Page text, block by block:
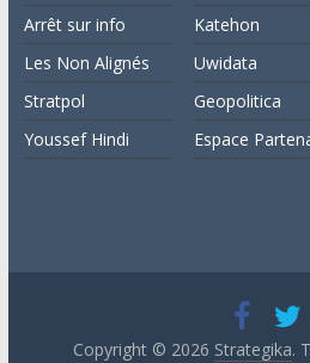
Arrêt sur info
Les Non Alignés
Stratpol
Youssef Hindi
Katehon
Uwidata
Geopolitica
Espace
Copyright © 2026 Strategika.